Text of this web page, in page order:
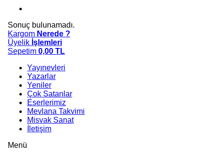
Sonuç bulunamadı.
Kargom Nerede ?
Üyelik İşlemleri
Sepetim 0,00 TL
Yayınevleri
Yazarlar
Yeniler
Çok Satanlar
Eserlerimiz
Mevlana Takvimi
Misvak Sanat
İletişim
Menü